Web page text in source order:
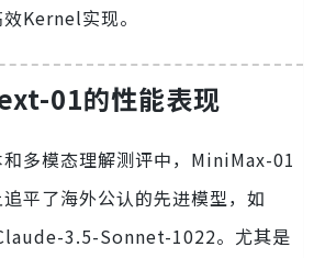
Kernel实现。
01的性能表现
多模态理解测评中，MiniMax-01
平了海外公认的先进模型，如
3.5-Sonnet-1022。尤其是